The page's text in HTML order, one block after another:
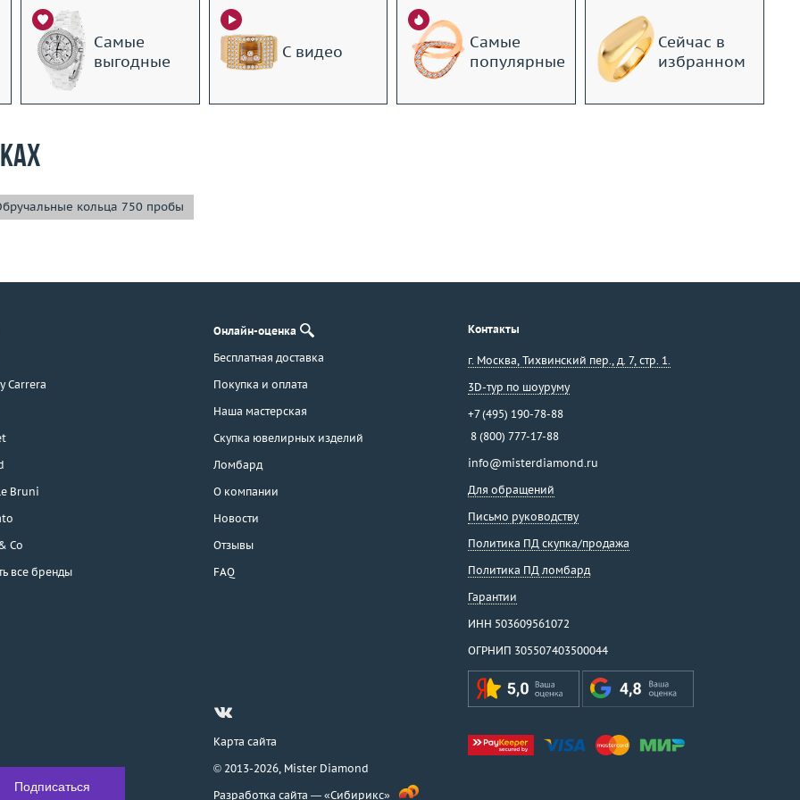
Самые
выгодные
С видео
Самые
популярные
Сейчас в
избранном
кольца 750 пробы
Carrera
Bruni
Co
все бренды
Онлайн-оценка
Бесплатная доставка
Покупка и оплата
Наша мастерская
Скупка ювелирных изделий
Ломбард
О компании
Новости
Отзывы
FAQ
Контакты
г. Москва, Тихвинский пер., д. 7, стр. 1.
3D-тур по шоуруму
+7 (495) 190-78-88
8 (800) 777-17-88
info@misterdiamond.ru
Для обращений
Письмо руководству
Политика ПД скупка/продажа
Политика ПД ломбард
Гарантии
ИНН 503609561072
ОГРНИП 305507403500044
Карта сайта
© 2013-2026, Mister Diamond
Разработка сайта — «Сибирикс»